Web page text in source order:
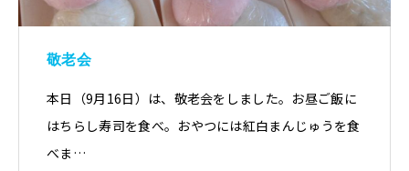
敬老会
本日（9月16日）は、敬老会をしました。お昼ご飯に
はちらし寿司を食べ。おやつには紅白まんじゅうを食
べま…